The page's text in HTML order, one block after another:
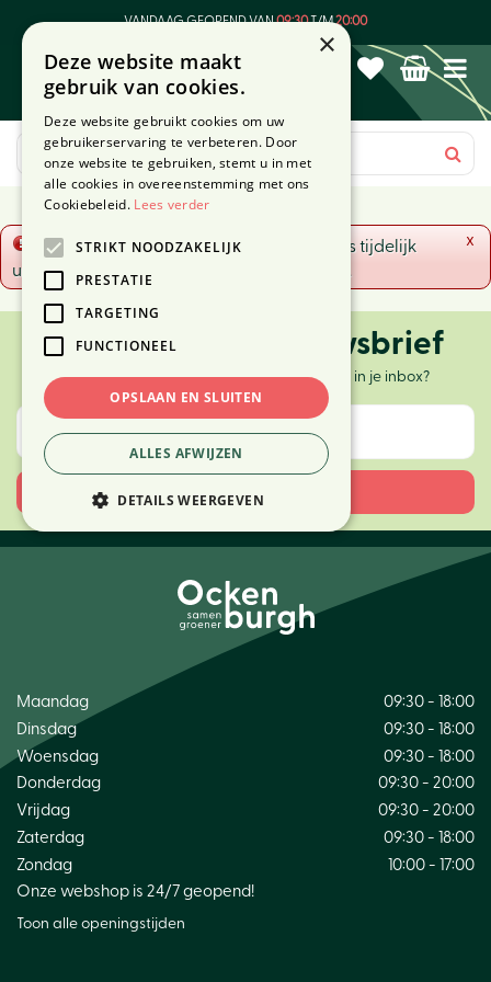
t
n
VANDAAG GEOPEND VAN09:30T/M20:00
x
Fout! De opgevraagde productpagina is tijdelijk
uitgeschakeld. Ga terug naar het
Ontvang onze nieuwsbrief
Elke twee weken nieuws, tips en inspiratie in je inbox?
Maandag
09:30 - 18:00
Dinsdag
09:30 - 18:00
Woensdag
09:30 - 18:00
Donderdag
09:30 - 20:00
Vrijdag
09:30 - 20:00
Zaterdag
09:30 - 18:00
Zondag
10:00 - 17:00
Onze webshop is 24/7 geopend!
Toon alle openingstijden
×
Deze website maakt
gebruik van cookies.
Deze website gebruikt cookies om uw
gebruikerservaring te verbeteren. Door
onze website te gebruiken, stemt u in met
alle cookies in overeenstemming met ons
Cookiebeleid. Lees verder
STRIKT NOODZAKELIJK
PRESTATIE
TARGETING
FUNCTIONEEL
OPSLAAN EN SLUITEN
ALLES AFWIJZEN
DETAILS WEERGEVEN